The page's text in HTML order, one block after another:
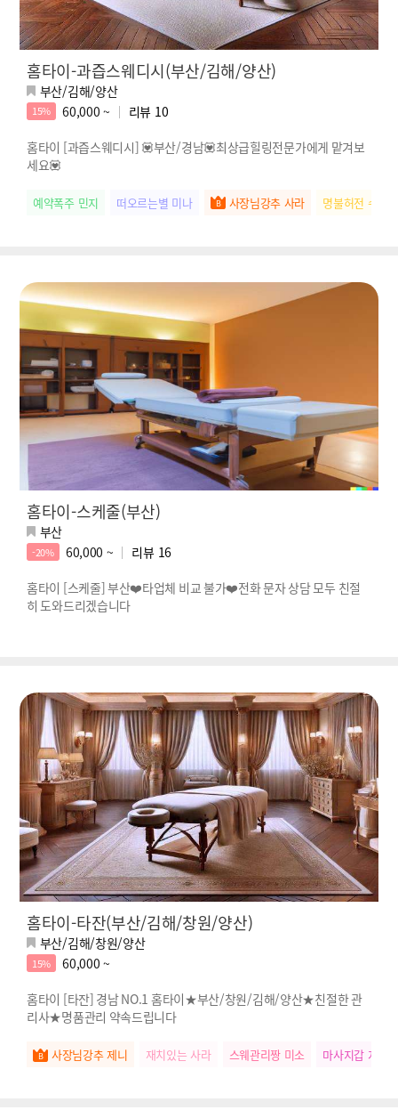
홈타이-과즙스웨디시(부산/김해/양산)
부산/김해/양산
15% 60,000 ~ 리뷰 10
홈타이 [과즙스웨디시] 💟부산/경남💟최상급힐링전문가에게 맡겨보
세요💟
예약폭주 민지 떠오르는별 미나 사장님강추 사라 명불허전 수아
홈타이-스케줄(부산)
부산
-20% 60,000 ~ 리뷰 16
홈타이 [스케줄] 부산❤️타업체 비교 불가❤️전화 문자 상담 모두 친절
히 도와드리겠습니다
홈타이-타잔(부산/김해/창원/양산)
부산/김해/창원/양산
15%
60,000 ~
홈타이 [타잔] 경남 NO.1 홈타이★부산/창원/김해/양산★친절한 관
리사★명품관리 약속드립니다
사장님강추 제니 재치있는 사라 스웨관리짱 미소 마사지갑 지아